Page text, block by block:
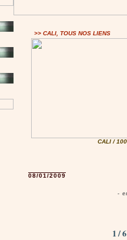
>> CALI, TOUS NOS LIENS
CALI /
08/01/2009
-
1/